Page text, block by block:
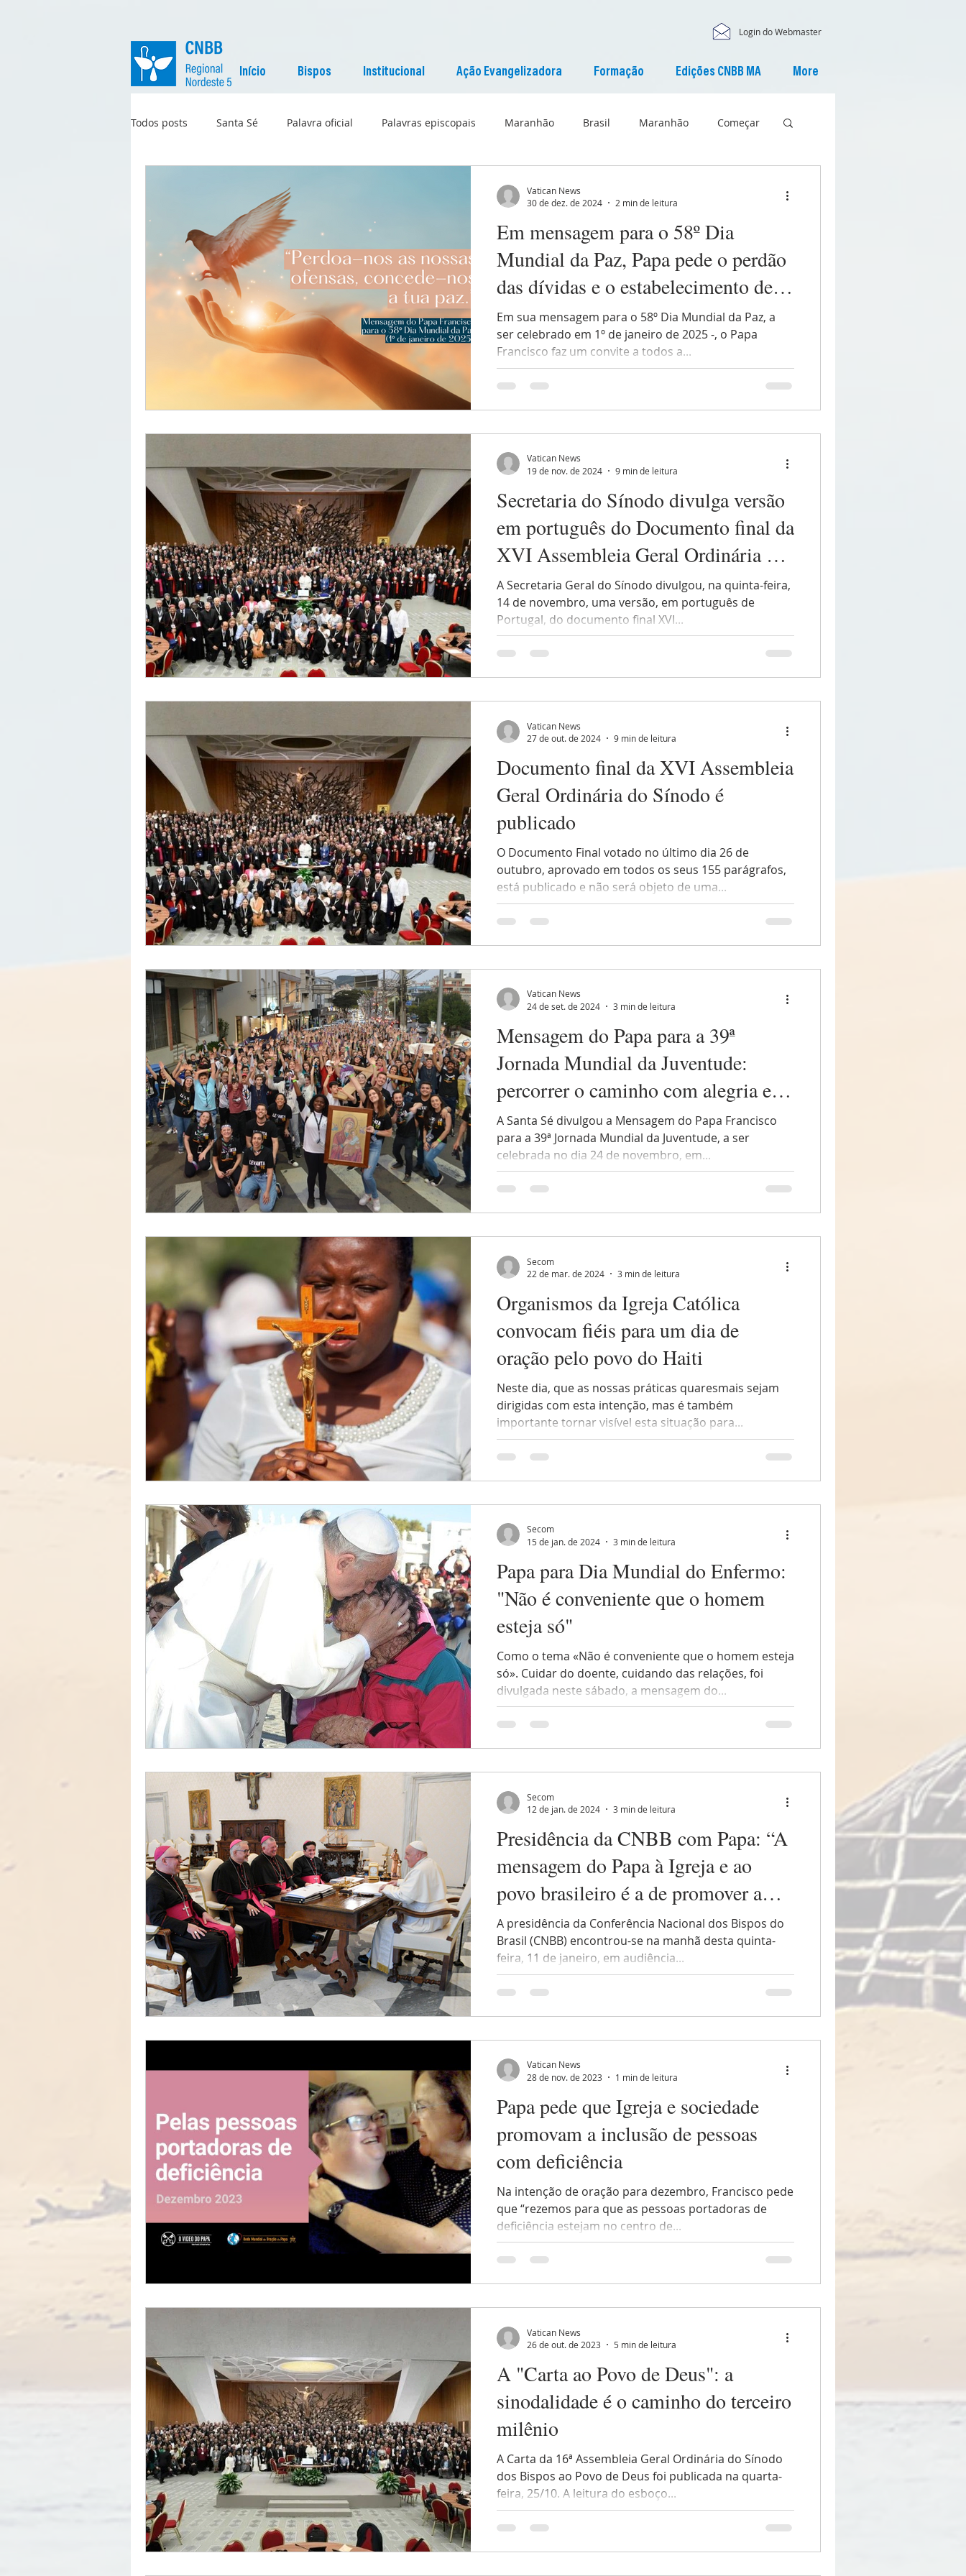
Login do Webmaster
Início Bispos Institucional Ação Evangelizadora Formação Edições CNBB MA More
Todos posts Santa Sé Palavra oficial Palavras episcopais Maranhão Brasil Maranhão Começar
Em mensagem para o 58º Dia
Mundial da Paz, Papa pede o perdão
das dívidas e o estabelecimento de
um ciclo de paz
Em sua mensagem para o 58º Dia Mundial da Paz, a
ser celebrado em 1º de janeiro de 2025 -, o Papa
Francisco faz um convite a todos a...
Vatican News
30 de dez. de 2024
2 min de leitura
Secretaria do Sínodo divulga versão
em português do Documento final da
XVI Assembleia Geral Ordinária do
Sínodo
A Secretaria Geral do Sínodo divulgou, na quinta-feira,
14 de novembro, uma versão, em português de
Portugal, do documento final XVI...
Vatican News
19 de nov. de 2024
9 min de leitura
Documento final da XVI Assembleia
Geral Ordinária do Sínodo é
publicado
O Documento Final votado no último dia 26 de
outubro, aprovado em todos os seus 155 parágrafos,
está publicado e não será objeto de uma...
Vatican News
27 de out. de 2024
9 min de leitura
Mensagem do Papa para a 39ª
Jornada Mundial da Juventude:
percorrer o caminho com alegria e
esperança
A Santa Sé divulgou a Mensagem do Papa Francisco
para a 39ª Jornada Mundial da Juventude, a ser
celebrada no dia 24 de novembro, em...
Vatican News
24 de set. de 2024
3 min de leitura
Organismos da Igreja Católica
convocam fiéis para um dia de
oração pelo povo do Haiti
Neste dia, que as nossas práticas quaresmais sejam
dirigidas com esta intenção, mas é também
importante tornar visível esta situação para...
Secom
22 de mar. de 2024
3 min de leitura
Papa para Dia Mundial do Enfermo:
"Não é conveniente que o homem
esteja só"
Como o tema «Não é conveniente que o homem esteja
só». Cuidar do doente, cuidando das relações, foi
divulgada neste sábado, a mensagem do...
Secom
15 de jan. de 2024
3 min de leitura
Presidência da CNBB com Papa: “A
mensagem do Papa à Igreja e ao
povo brasileiro é a de promover a
fraternidade”, disse dom Jaime
A presidência da Conferência Nacional dos Bispos do
Brasil (CNBB) encontrou-se na manhã desta quinta-
feira, 11 de janeiro, em audiência...
Secom
12 de jan. de 2024
3 min de leitura
Papa pede que Igreja e sociedade
promovam a inclusão de pessoas
com deficiência
Na intenção de oração para dezembro, Francisco pede
que “rezemos para que as pessoas portadoras de
deficiência estejam no centro de...
Vatican News
28 de nov. de 2023
1 min de leitura
A "Carta ao Povo de Deus": a
sinodalidade é o caminho do terceiro
milênio
A Carta da 16ª Assembleia Geral Ordinária do Sínodo
dos Bispos ao Povo de Deus foi publicada na quarta-
feira, 25/10. A leitura do esboço...
Vatican News
26 de out. de 2023
5 min de leitura